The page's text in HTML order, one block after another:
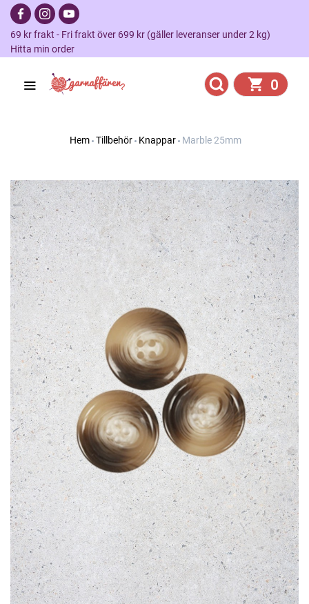
69 kr frakt - Fri frakt över 699 kr (gäller leveranser under 2 kg)
Hitta min order
0
Hem Tillbehör Knappar Marble 25mm